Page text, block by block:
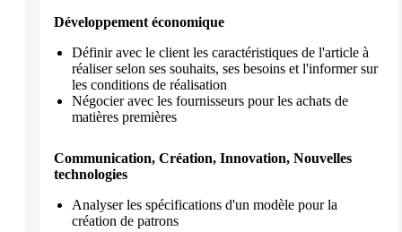
Développement économique
Définir avec le client les caractéristiques de l'article à
réaliser selon ses souhaits, ses besoins et l'informer sur
les conditions de réalisation
Négocier avec les fournisseurs pour les achats de
matières premières
Communication, Création, Innovation, Nouvelles
technologies
Analyser les spécifications d'un modèle pour la
création de patrons